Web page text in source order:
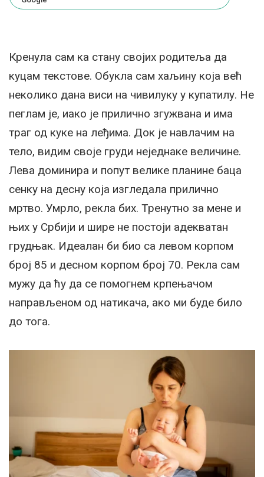
Кренула сам ка стану својих родитеља да
куцам текстове. Обукла сам хаљину која већ
неколико дана виси на чивилуку у купатилу. Не
пеглам је, иако је прилично згужвана и има
траг од куке на леђима. Док је навлачим на
тело, видим своје груди неједнаке величине.
Лева доминира и попут велике планине баца
сенку на десну која изгледала прилично
мртво. Умрло, рекла бих. Тренутно за мене и
њих у Србији и шире не постоји адекватан
грудњак. Идеалан би био са левом корпом
број 85 и десном корпом број 70. Рекла сам
мужу да ћу да се помогнем крпењачом
направљеном од натикача, ако ми буде било
до тога.